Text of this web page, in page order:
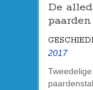
De
2017